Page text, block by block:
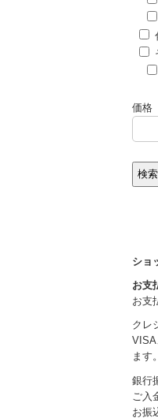
価格
ショ
お支
お支
クレ
VISA
ます。
銀行
ご入
お振